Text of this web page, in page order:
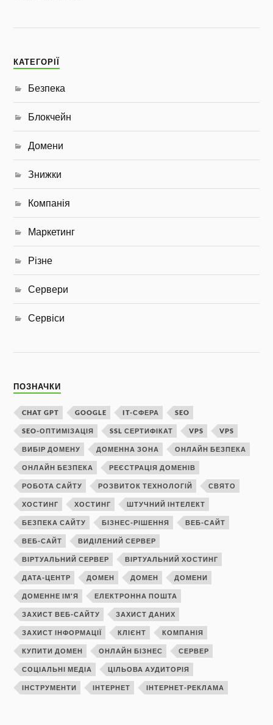
КАТЕГОРІЇ
Безпека
Блокчейн
Домени
Знижки
Компанія
Маркетинг
Різне
Сервери
Сервіси
ПОЗНАЧКИ
CHAT GPT GOOGLE IT-СФЕРА SEO
SEO-ОПТИМІЗАЦІЯ SSL СЕРТИФІКАТ VPS VPS
ВИБІР ДОМЕНУ ДОМЕННА ЗОНА ОНЛАЙН БЕЗПЕКА
ОНЛАЙН БЕЗПЕКА РЕЄСТРАЦІЯ ДОМЕНІВ
РОБОТА САЙТУ РОЗВИТОК ТЕХНОЛОГІЙ СВЯТО
ХОСТИНГ ХОСТИНГ ШТУЧНИЙ ІНТЕЛЕКТ
БЕЗПЕКА САЙТУ БІЗНЕС-РІШЕННЯ ВЕБ-САЙТ
ВЕБ-САЙТ ВИДІЛЕНИЙ СЕРВЕР
ВІРТУАЛЬНИЙ СЕРВЕР ВІРТУАЛЬНИЙ ХОСТИНГ
ДАТА-ЦЕНТР ДОМЕН ДОМЕН ДОМЕНИ
ДОМЕННЕ ІМ'Я ЕЛЕКТРОННА ПОШТА
ЗАХИСТ ВЕБ-САЙТУ ЗАХИСТ ДАНИХ
ЗАХИСТ ІНФОРМАЦІЇ КЛІЄНТ КОМПАНІЯ
КУПИТИ ДОМЕН ОНЛАЙН БІЗНЕС СЕРВЕР
СОЦІАЛЬНІ МЕДІА ЦІЛЬОВА АУДИТОРІЯ
ІНСТРУМЕНТИ ІНТЕРНЕТ ІНТЕРНЕТ-РЕКЛАМА